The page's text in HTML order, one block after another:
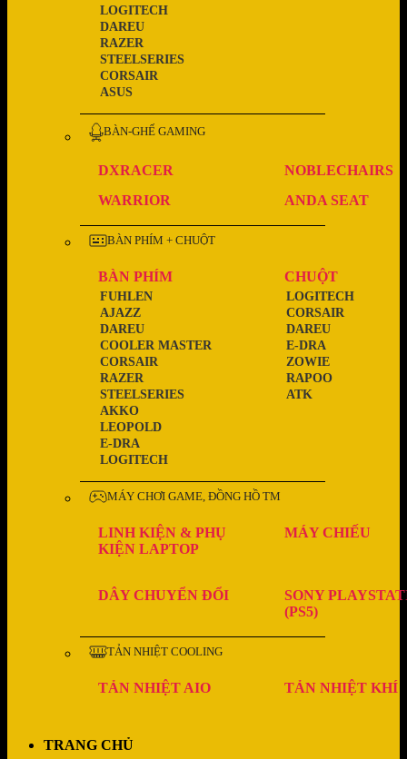
ASUS
CORSAIR
STEELSERIES
RAZER
DAREU
LOGITECH
BÀN-GHẾ GAMING
DXRACER
NOBLECHAIRS
WARRIOR
ANDA SEAT
BÀN PHÍM + CHUỘT
BÀN PHÍM
LOGITECH
E-DRA
LEOPOLD
AKKO
STEELSERIES
RAZER
CORSAIR
COOLER MASTER
DAREU
AJAZZ
FUHLEN
CHUỘT
ATK
RAPOO
ZOWIE
E-DRA
DAREU
CORSAIR
LOGITECH
MÁY CHƠI GAME, ĐỒNG HỒ TM
LINH KIỆN & PHỤ
KIỆN LAPTOP
MÁY CHIẾU
DÂY CHUYỂN ĐỔI
SONY
(PS5)
TẢN NHIỆT COOLING
TẢN NHIỆT AIO TẢN NHIỆT KHÍ
TRANG CHỦ